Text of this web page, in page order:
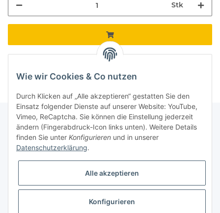
Stk
Loading... Komponenten werden geladen ...
Informationen
Galerie
Wie wir Cookies & Co nutzen
Durch Klicken auf „Alle akzeptieren“ gestatten Sie den
Einsatz folgender Dienste auf unserer Website: YouTube,
Vimeo, ReCaptcha. Sie können die Einstellung jederzeit
ändern (Fingerabdruck-Icon links unten). Weitere Details
finden Sie unter Konfigurieren und in unserer
Datenschutzerklärung.
Alle akzeptieren
Konfigurieren